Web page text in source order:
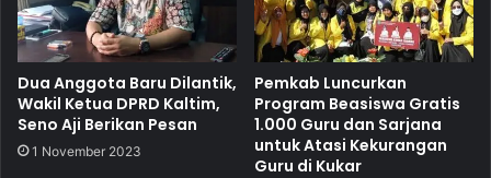
Dua Anggota Baru Dilantik,
Wakil Ketua DPRD Kaltim,
Seno Aji Berikan Pesan
1 November 2023
Pemkab Luncurkan
Program Beasiswa Gratis
1.000 Guru dan Sarjana
untuk Atasi Kekurangan
Guru di Kukar